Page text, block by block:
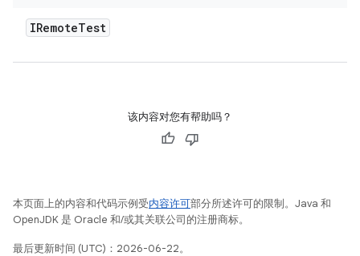
IRemoteTest
该内容对您有帮助吗？
本页面上的内容和代码示例受内容许可部分所述许可的限制。Java 和
OpenJDK 是 Oracle 和/或其关联公司的注册商标。
最后更新时间 (UTC)：2026-06-22。